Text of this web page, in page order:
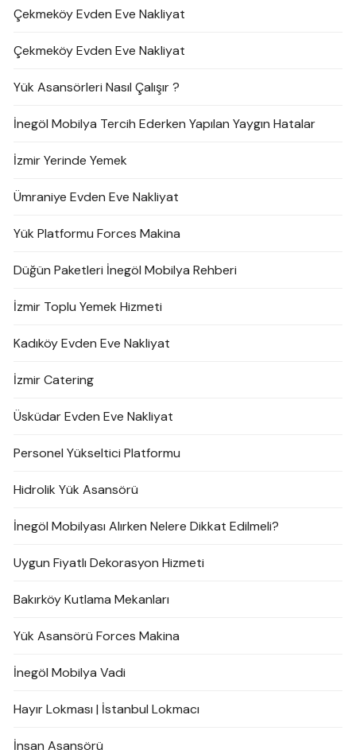
Çekmeköy Evden Eve Nakliyat
Çekmeköy Evden Eve Nakliyat
Yük Asansörleri Nasıl Çalışır ?
İnegöl Mobilya Tercih Ederken Yapılan Yaygın Hatalar
İzmir Yerinde Yemek
Ümraniye Evden Eve Nakliyat
Yük Platformu Forces Makina
Düğün Paketleri İnegöl Mobilya Rehberi
İzmir Toplu Yemek Hizmeti
Kadıköy Evden Eve Nakliyat
İzmir Catering
Üsküdar Evden Eve Nakliyat
Personel Yükseltici Platformu
Hidrolik Yük Asansörü
İnegöl Mobilyası Alırken Nelere Dikkat Edilmeli?
Uygun Fiyatlı Dekorasyon Hizmeti
Bakırköy Kutlama Mekanları
Yük Asansörü Forces Makina
İnegöl Mobilya Vadi
Hayır Lokması | İstanbul Lokmacı
İnsan Asansörü